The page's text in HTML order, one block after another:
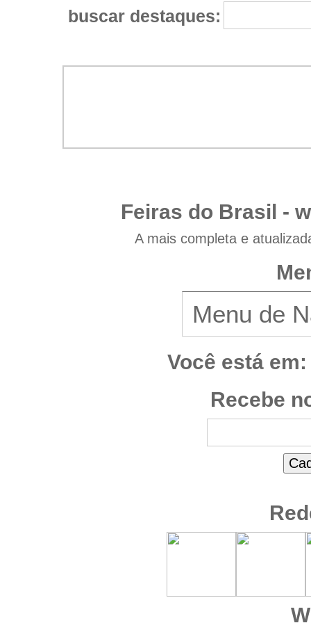
buscar destaques:
Feiras do Brasil -
A mais completa e
Você está em:
Recebe